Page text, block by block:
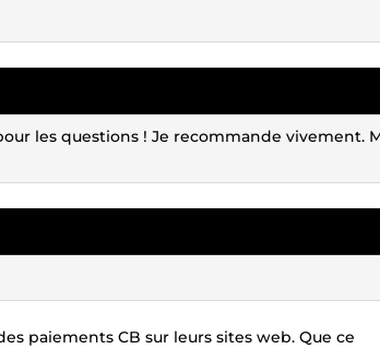
les questions ! Je recommande vivement.
paiements CB sur leurs sites web. Que ce